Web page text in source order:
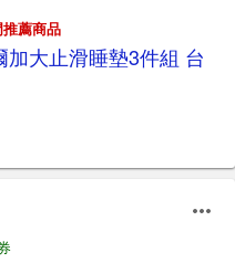
薦商品
加大止滑睡墊3件組 台